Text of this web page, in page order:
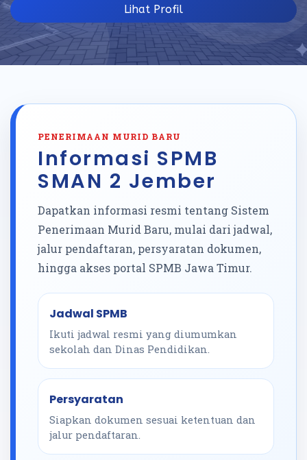
Lihat Profil
PENERIMAAN MURID BARU
Informasi SPMB
SMAN 2 Jember
Dapatkan informasi resmi tentang Sistem
Penerimaan Murid Baru, mulai dari jadwal,
jalur pendaftaran, persyaratan dokumen,
hingga akses portal SPMB Jawa Timur.
Jadwal SPMB
Ikuti jadwal resmi yang diumumkan
sekolah dan Dinas Pendidikan.
Persyaratan
Siapkan dokumen sesuai ketentuan dan
jalur pendaftaran.